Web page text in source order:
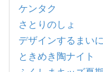
ケンタク
さとりのしょ
デザインするまい
ときめき陶ナイト